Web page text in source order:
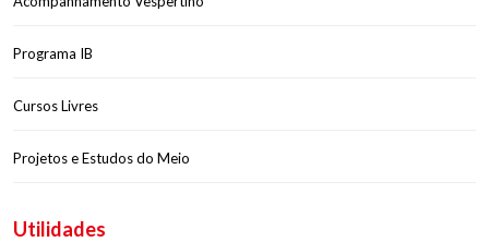
Programa IB
Cursos Livres
Projetos e Estudos do Meio
Utilidades